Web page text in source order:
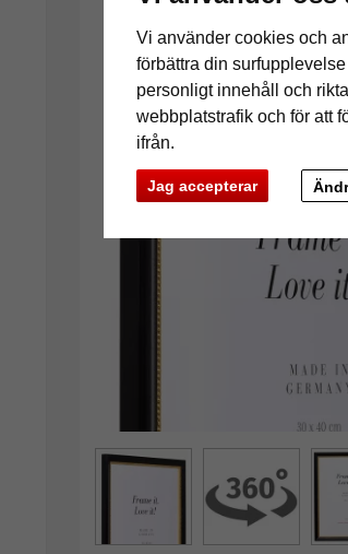
Vi använder cookies och
förbättra din
personligt innehåll och
webbplatstrafik och för att
ifrån.
Jag accepterar